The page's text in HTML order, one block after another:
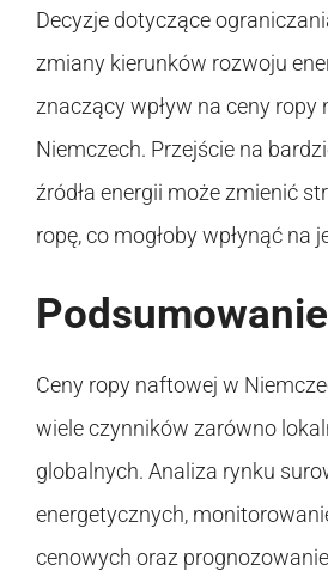
Decyzje dotyczące
zmiany kierunków rozwoju
znaczący wpływ na ceny ropy
Niemczech. Przejście na
źródła energii może zmienić
ropę, co mogłoby wpłynąć na
Podsumowanie
Ceny ropy naftowej w
wiele czynników zarówno
globalnych. Analiza rynku
energetycznych,
cenowych oraz